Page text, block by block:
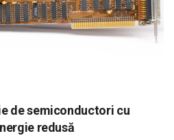
de semiconductori cu
redusă